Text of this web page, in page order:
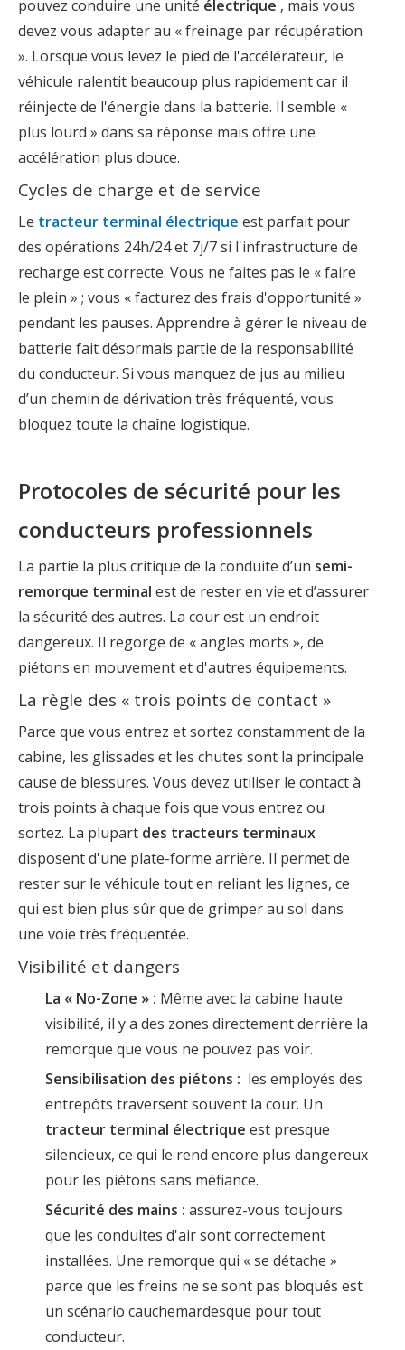
pouvez conduire une unité électrique , mais vous
devez vous adapter au « freinage par récupération
». Lorsque vous levez le pied de l'accélérateur, le
véhicule ralentit beaucoup plus rapidement car il
réinjecte de l'énergie dans la batterie. Il semble «
plus lourd » dans sa réponse mais offre une
accélération plus douce.
Cycles de charge et de service
Le tracteur terminal électrique est parfait pour
des opérations 24h/24 et 7j/7 si l'infrastructure de
recharge est correcte. Vous ne faites pas le « faire
le plein » ; vous « facturez des frais d'opportunité »
pendant les pauses. Apprendre à gérer le niveau de
batterie fait désormais partie de la responsabilité
du conducteur. Si vous manquez de jus au milieu
d’un chemin de dérivation très fréquenté, vous
bloquez toute la chaîne logistique.
Protocoles de sécurité pour les
conducteurs professionnels
La partie la plus critique de la conduite d’un semi-
remorque terminal est de rester en vie et d’assurer
la sécurité des autres. La cour est un endroit
dangereux. Il regorge de « angles morts », de
piétons en mouvement et d'autres équipements.
La règle des « trois points de contact »
Parce que vous entrez et sortez constamment de la
cabine, les glissades et les chutes sont la principale
cause de blessures. Vous devez utiliser le contact à
trois points à chaque fois que vous entrez ou
sortez. La plupart des tracteurs terminaux
disposent d'une plate-forme arrière. Il permet de
rester sur le véhicule tout en reliant les lignes, ce
qui est bien plus sûr que de grimper au sol dans
une voie très fréquentée.
Visibilité et dangers
La « No-Zone » : Même avec la cabine haute
visibilité, il y a des zones directement derrière la
remorque que vous ne pouvez pas voir.
Sensibilisation des piétons : les employés des
entrepôts traversent souvent la cour. Un
tracteur terminal électrique est presque
silencieux, ce qui le rend encore plus dangereux
pour les piétons sans méfiance.
Sécurité des mains : assurez-vous toujours
que les conduites d'air sont correctement
installées. Une remorque qui « se détache »
parce que les freins ne se sont pas bloqués est
un scénario cauchemardesque pour tout
conducteur.